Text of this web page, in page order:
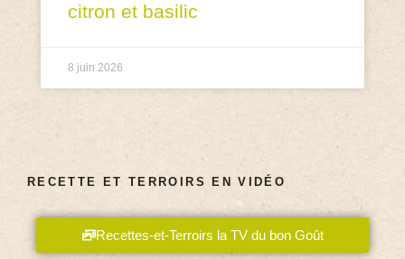
citron et basilic
8 juin 2026
RECETTE ET TERROIRS EN VIDÉO
Recettes-et-Terroirs la TV du bon Goût